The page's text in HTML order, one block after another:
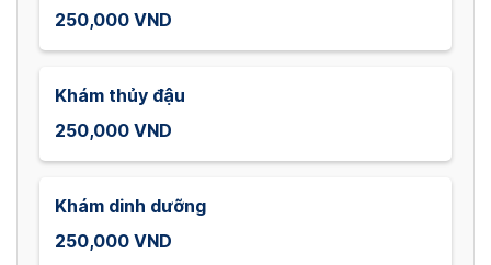
- Đánh giá các triệu chứng ho, sốt, phát ban, viêm
nhiễm đường ruột và những chuyên khoa khác
250,000 VND
Khám thủy đậu
250,000 VND
Khám dinh dưỡng
250,000 VND